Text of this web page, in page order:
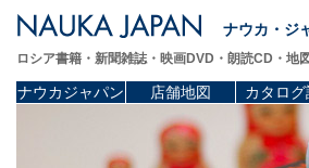
ナウカ・ジ
ロシア書籍・新聞雑誌・映画DVD・朗読CD・
ナウカジャパン 店舗地図 カタロ